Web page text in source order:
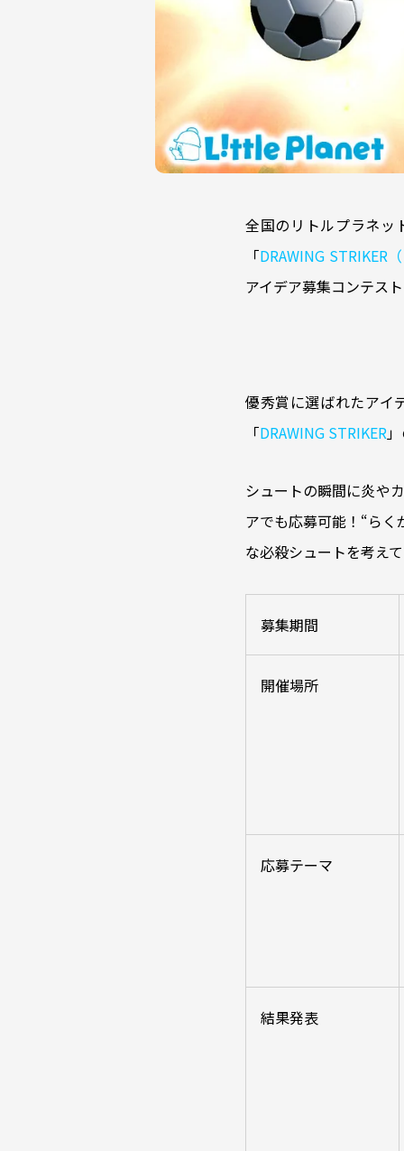
全国のリトルプラネッ
「DRAWING STRIKER
アイデア募集コンテス
優秀賞に選ばれたアイ
「DRAWING STRIKER
シュートの瞬間に炎や
アでも応募可能！“ら
な必殺シュートを考え
募集期間
開催場所
応募テーマ
結果発表